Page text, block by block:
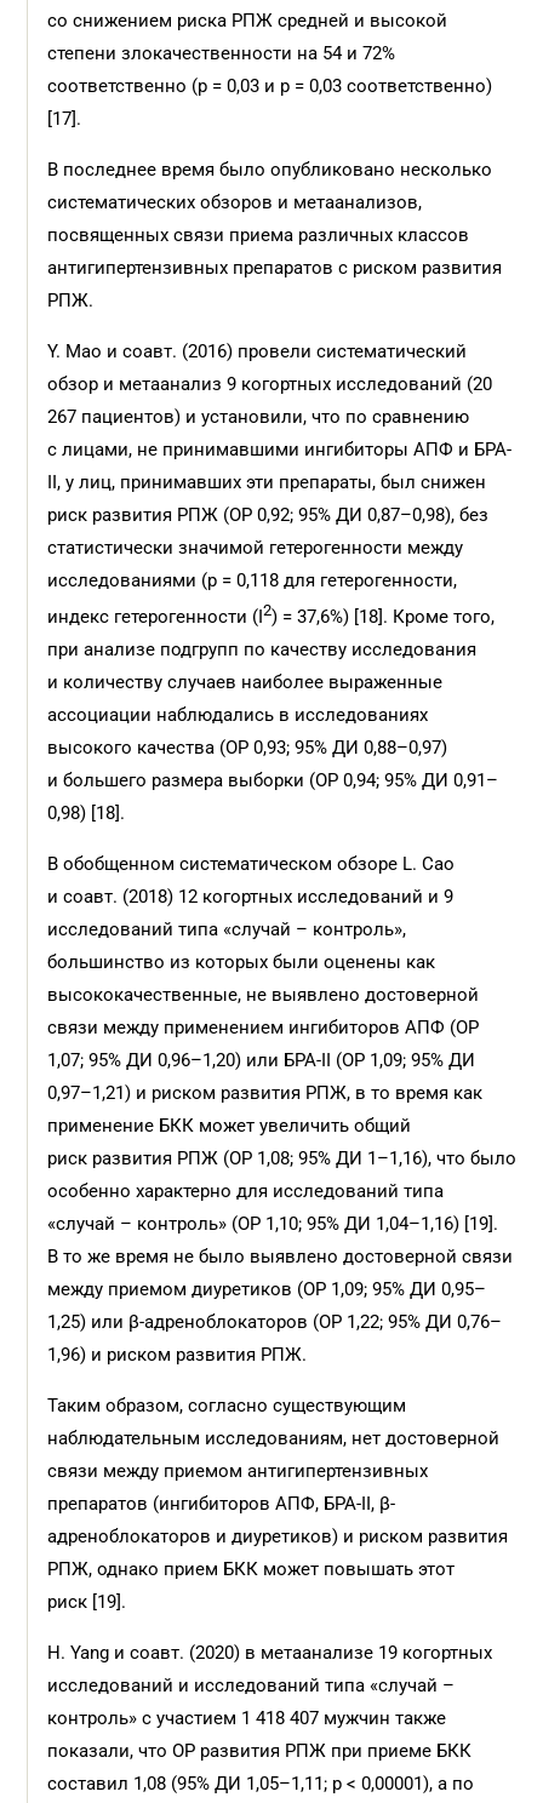
со снижением риска РПЖ средней и высокой
степени злокачественности на 54 и 72%
соответственно (р = 0,03 и р = 0,03 соответственно)
[17].
В последнее время было опубликовано несколько
систематических обзоров и метаанализов,
посвященных связи приема различных классов
антигипертензивных препаратов с риском развития
РПЖ.
Y. Mao и соавт. (2016) провели систематический
обзор и метаанализ 9 когортных исследований (20
267 пациентов) и установили, что по сравнению
с лицами, не принимавшими ингибиторы АПФ и БРА-
II, у лиц, принимавших эти препараты, был снижен
риск развития РПЖ (ОР 0,92; 95% ДИ 0,87–0,98), без
статистически значимой гетерогенности между
исследованиями (р = 0,118 для гетерогенности,
индекс гетерогенности (I2) = 37,6%) [18]. Кроме того,
при анализе подгрупп по качеству исследования
и количеству случаев наиболее выраженные
ассоциации наблюдались в исследованиях
высокого качества (ОР 0,93; 95% ДИ 0,88–0,97)
и большего размера выборки (ОР 0,94; 95% ДИ 0,91–
0,98) [18].
В обобщенном систематическом обзоре L. Cao
и соавт. (2018) 12 когортных исследований и 9
исследований типа «случай – контроль»,
большинство из которых были оценены как
высококачественные, не выявлено достоверной
связи между применением ингибиторов АПФ (ОР
1,07; 95% ДИ 0,96–1,20) или БРА-II (ОР 1,09; 95% ДИ
0,97–1,21) и риском развития РПЖ, в то время как
применение БКК может увеличить общий
риск развития РПЖ (ОР 1,08; 95% ДИ 1–1,16), что было
особенно характерно для исследований типа
«случай – контроль» (ОР 1,10; 95% ДИ 1,04–1,16) [19].
В то же время не было выявлено достоверной связи
между приемом диуретиков (ОР 1,09; 95% ДИ 0,95–
1,25) или β-адреноблокаторов (ОР 1,22; 95% ДИ 0,76–
1,96) и риском развития РПЖ.
Таким образом, согласно существующим
наблюдательным исследованиям, нет достоверной
связи между приемом антигипертензивных
препаратов (ингибиторов АПФ, БРА-II, β-
адреноблокаторов и диуретиков) и риском развития
РПЖ, однако прием БКК может повышать этот
риск [19].
H. Yang и соавт. (2020) в метаанализе 19 когортных
исследований и исследований типа «случай –
контроль» с участием 1 418 407 мужчин также
показали, что ОР развития РПЖ при приеме БКК
составил 1,08 (95% ДИ 1,05–1,11; р < 0,00001), а по